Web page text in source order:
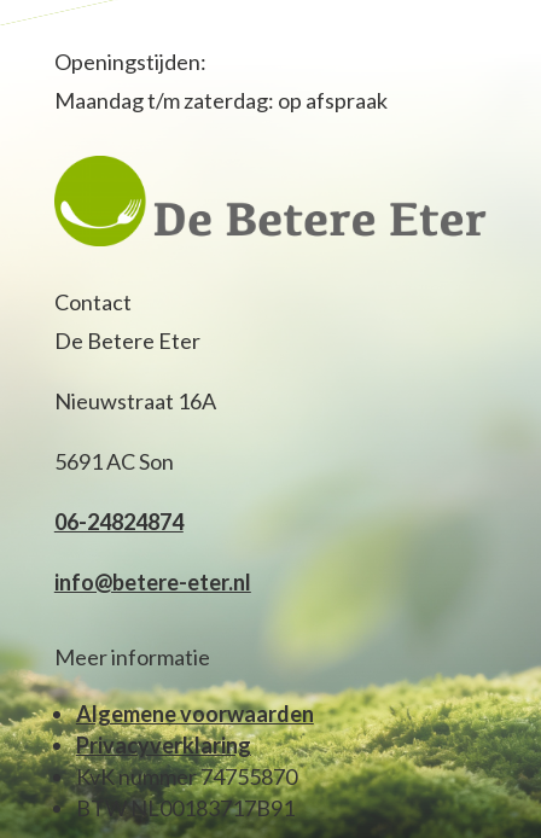
Openingstijden:
Maandag t/m zaterdag: op afspraak
Contact
De Betere Eter
Nieuwstraat 16A
5691 AC Son
06-24824874
info@betere-eter.nl
Meer informatie
Algemene voorwaarden
Privacyverklaring
KvK nummer 74755870
BTW NL00183717B91